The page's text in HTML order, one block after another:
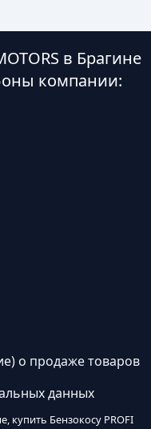
в Брагине
компании:
о продаже товаров
данных
купить Бензокосу PROFI